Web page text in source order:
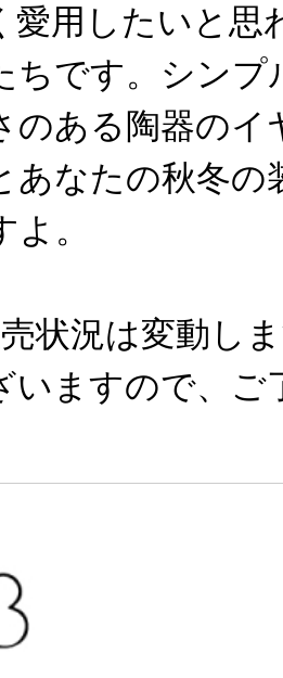
愛用したいと思
ちです。シンプ
のある陶器の
あなたの秋冬の
。
状況は変動し
いますので、ご